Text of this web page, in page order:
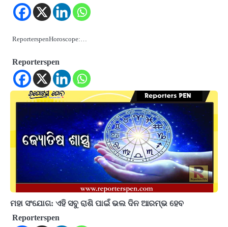
ReporterspenHoroscope:…
Reporterspen
ମହା ସଂଯୋଗ: ଏହି ସବୁ ରାଶି ପାଇଁ ଭଲ ଦିନ ଆରମ୍ଭ ହେବ
Reporterspen